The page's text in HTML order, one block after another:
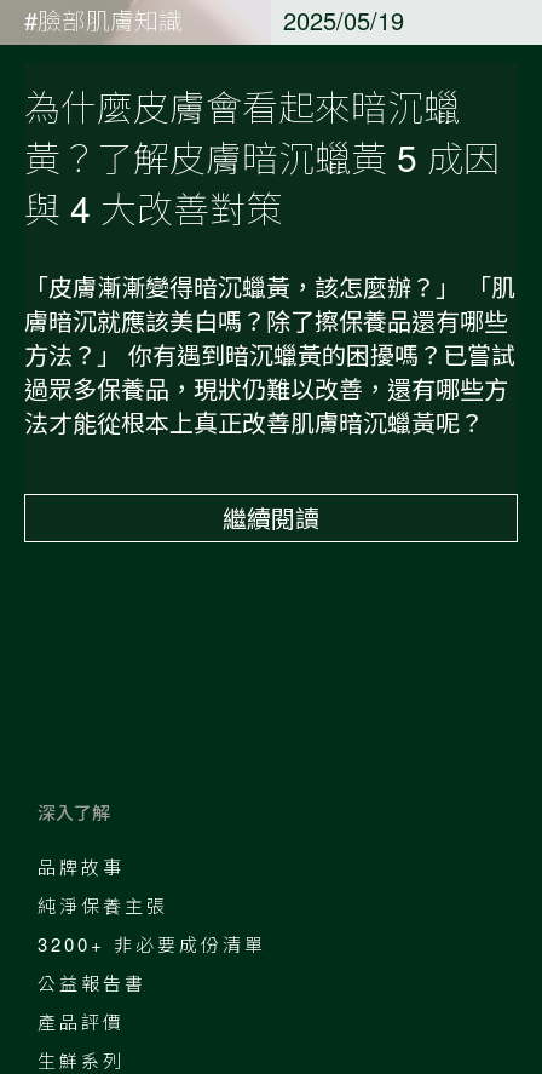
#臉部肌膚知識 2025/05/19
為什麼皮膚會看起來暗沉蠟
黃？了解皮膚暗沉蠟黃 5 成因
與 4 大改善對策
「皮膚漸漸變得暗沉蠟黃，該怎麼辦？」 「肌
膚暗沉就應該美白嗎？除了擦保養品還有哪些
方法？」 你有遇到暗沉蠟黃的困擾嗎？已嘗試
過眾多保養品，現狀仍難以改善，還有哪些方
法才能從根本上真正改善肌膚暗沉蠟黃呢？
繼續閱讀
深入了解
品牌故事
純淨保養主張
3200+ 非必要成份清單
公益報告書
產品評價
生鮮系列